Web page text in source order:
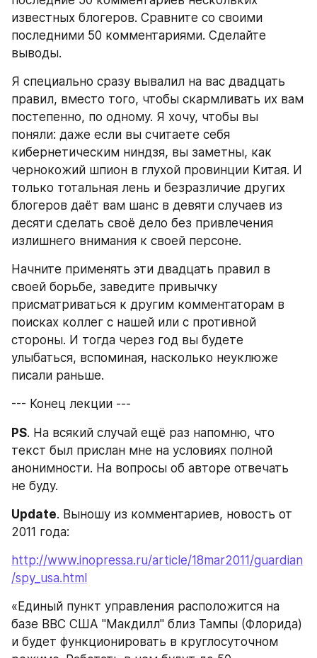
известных блогеров. Сравните со своими
последними 50 комментариями. Сделайте
выводы.
Я специально сразу вывалил на вас двадцать
правил, вместо того, чтобы скармливать их вам
постепенно, по одному. Я хочу, чтобы вы
поняли: даже если вы считаете себя
кибернетическим ниндзя, вы заметны, как
чернокожий шпион в глухой провинции Китая. И
только тотальная лень и безразличие других
блогеров даёт вам шанс в девяти случаев из
десяти сделать своё дело без привлечения
излишнего внимания к своей персоне.
Начните применять эти двадцать правил в
своей борьбе, заведите привычку
присматриваться к другим комментаторам в
поисках коллег с нашей или с противной
стороны. И тогда через год вы будете
улыбаться, вспоминая, насколько неуклюже
писали раньше.
--- Конец лекции ---
PS. На всякий случай ещё раз напомню, что
текст был прислан мне на условиях полной
анонимности. На вопросы об авторе отвечать
не буду.
Update. Выношу из комментариев, новость от
2011 года:
http://www.inopressa.ru/article/18mar2011/guardian
/spy_usa.html
«Единый пункт управления расположится на
базе ВВС США "Макдилл" близ Тампы (Флорида)
и будет функционировать в круглосуточном